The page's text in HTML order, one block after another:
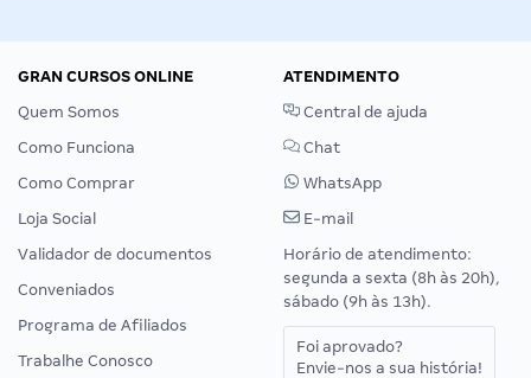
GRAN CURSOS ONLINE
Quem Somos
Como Funciona
Como Comprar
Loja Social
Validador de documentos
Conveniados
Programa de Afiliados
Trabalhe Conosco
ATENDIMENTO
Central de ajuda
Chat
WhatsApp
E-mail
Horário de atendimento:
segunda a sexta (8h às 20h),
sábado (9h às 13h).
Foi aprovado?
Envie-nos a sua história!